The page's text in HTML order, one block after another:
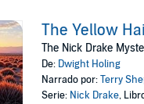
The Yellow
The Nick Drake
De: Dwight Holing
Narrado por:Terry
Serie: Nick Drake,